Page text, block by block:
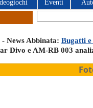
Eventi
- News Abbinata: Bugatti
Divo e AM-RB 003